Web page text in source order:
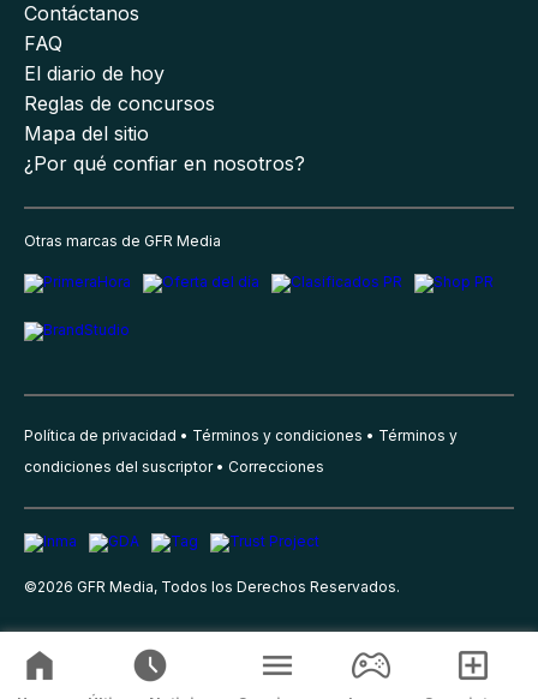
Contáctanos
FAQ
El diario de hoy
Reglas de concursos
Mapa del sitio
¿Por qué confiar en nosotros?
Otras marcas de GFR Media
Política de privacidad Términos y condiciones
Términos y
condiciones del suscriptor
Correcciones
©2026 GFR Media, Todos los Derechos Reservados.